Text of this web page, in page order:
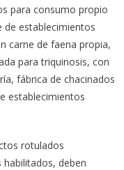
para consumo propio
de establecimientos
carne de faena propia,
para triquinosis, con
fábrica de chacinados
establecimientos
rotulados
deben